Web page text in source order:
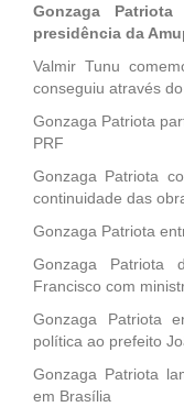
Gonzaga
presidência da
Valmir Tunu
conseguiu através
Gonzaga Patriota
PRF
Gonzaga Patriota
continuidade das
Gonzaga Patriota
Gonzaga Patriota
Francisco com
Gonzaga Patriota
política ao prefeito
Gonzaga Patriota
em Brasília